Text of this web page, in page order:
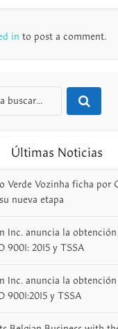
in to post a comment.
Últimas Noticias
Verde Vozinha ficha por
nueva etapa
Inc. anuncia la
2015 y TSSA
Inc. anuncia la
y TSSA